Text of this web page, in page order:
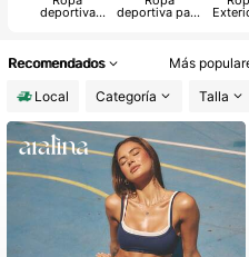
deportiva deportiva para
Recomendados Más
Local
Categoría Talla